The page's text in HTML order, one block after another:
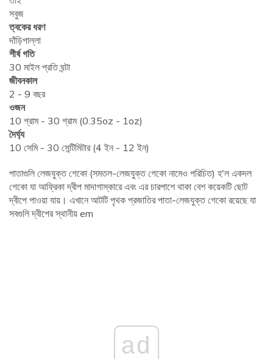
সবুজ
ত্বকের ধরণ
দাঁড়িপাল্লা
শীর্ষ গতি
30 মাইল প্রতি ঘন্টা
জীবনকাল
2 - 9 বছর
ওজন
10 গ্রাম - 30 গ্রাম (0.35oz - 1oz)
দৈর্ঘ্য
10 সেমি - 30 সেন্টিমিটার (4 ইন - 12 ইন)
পাতাগুলি লেজযুক্ত গেকো (সমতল-লেজযুক্ত গেকো নামেও পরিচিত) হ'ল একদল
গেকো যা আফ্রিকা দ্বীপ মাদাগাস্কারে এবং এর চারপাশে থাকা বেশ কয়েকটি ছোট
দ্বীপে পাওয়া যায়। এখানে আটটি পৃথক প্রজাতির পাতা-লেজযুক্ত গেকো রয়েছে যা
সবগুলি দ্বীপের স্থানীয় em
ad